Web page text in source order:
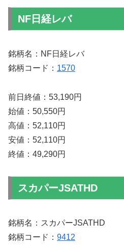
NF日経レバ
銘柄名：NF日経レバ
銘柄コード： 1570
前日終値：53,190円
始値：50,550円
高値：52,110円
安値：52,110円
終値：49,290円
スカパーJSATHD
銘柄名：スカパーJSATHD
銘柄コード： 9412